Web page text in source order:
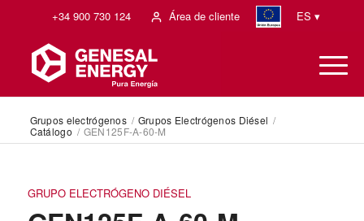
+34 900 730 124 Área de cliente ES ▾
Grupos electrógenos / Grupos Electrógenos Diésel /
Catálogo / GEN125F-A-60-M
GRUPO ELECTRÓGENO DIÉSEL